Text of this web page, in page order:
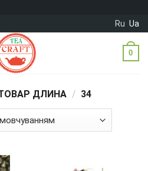
Ru Ua
0
ДЛИНА / 34